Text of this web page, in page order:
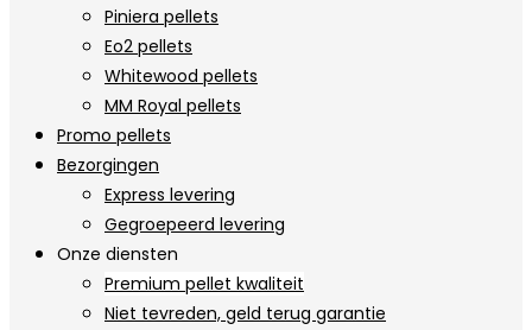
Piniera pellets
Eo2 pellets
Whitewood pellets
MM Royal pellets
Promo pellets
Bezorgingen
Express levering
Gegroepeerd levering
Onze diensten
Premium pellet kwaliteit
Niet tevreden, geld terug garantie